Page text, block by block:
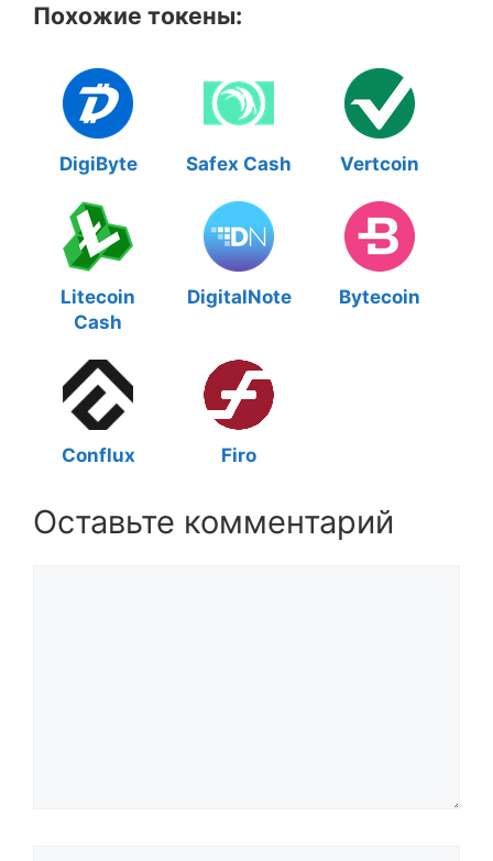
Похожие токены:
DigiByte Safex Cash Vertcoin
Litecoin
Cash
DigitalNote Bytecoin
Conflux Firo
Оставьте комментарий